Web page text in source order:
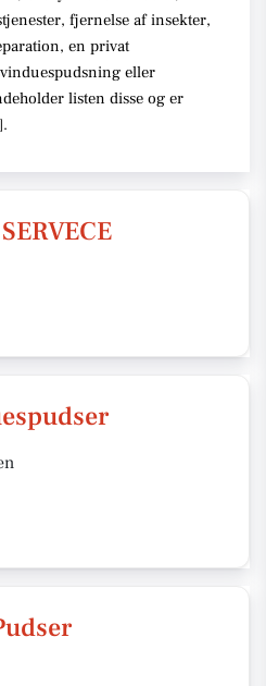
fjernelse af insekter,
en privat
eller
listen disse og er
].